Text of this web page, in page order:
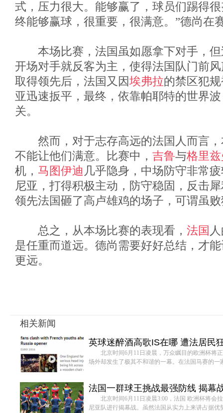
式，压力很大。能够赢了，球员们踢得
终能够赢球，很重要，很满意。”德尚在
本场比赛，法国虽如愿拿下对手，但
开场对手就反客为主，使得法国队门前
取得领先后，法国又因埃弗拉的禁区犯
亚迅速扳平，最终，依靠帕耶特的世界
关。
然而，对于志存高远的法国人而言，
不能让他们满意。比赛中， 吉鲁与格里
机， 马图伊迪 几乎隐身，中场防守非常
尼亚，打得积极主动，防守稳固，反击
领先法国砸了高卢雄鸡的场子，可谓虽
总之，从本场比赛的表现看， 法国
是任重而道远。德尚需要好好总结，才
更远。
相关新闻
英球迷醉酒高歌IS在哪 遭法居民
北京时间6月11日凌晨，万众瞩目的欧洲杯将
场外却发生了极其不和谐的一幕。在法国马赛的一
法国一群球王挑战最强防线 揭幕
北京时间6月11日凌晨3:00，法国 欧洲杯将会
尼亚队进行揭幕战。虽然法国从实力上来讲占据优